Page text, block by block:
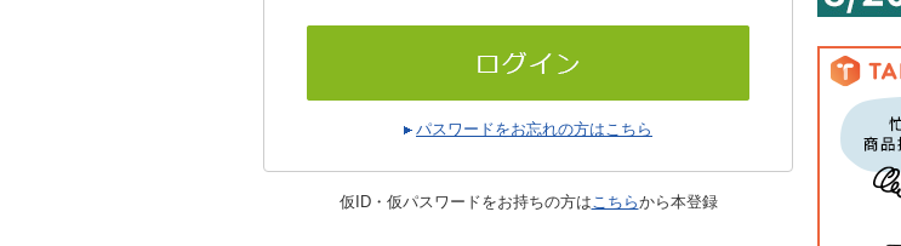
パスワードをお忘れの方はこちら
仮ID・仮パスワードをお持ちの方はこちらから本登録